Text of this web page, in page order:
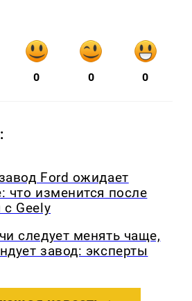
0 0 0
Ford ожидает
что изменится после
Geely
следует менять чаще,
завод: эксперты